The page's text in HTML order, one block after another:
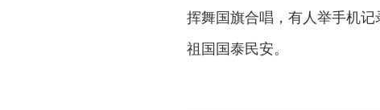
挥舞国旗合唱，有人举手机
祖国国泰民安。